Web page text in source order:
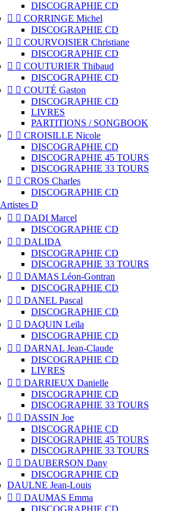
DISCOGRAPHIE CD
  CORRINGE Michel
DISCOGRAPHIE CD
  COURVOISIER Christiane
DISCOGRAPHIE CD
  COUTURIER Thibaud
DISCOGRAPHIE CD
  COUTÉ Gaston
DISCOGRAPHIE CD
LIVRES
PARTITIONS / SONGBOOK
  CROISILLE Nicole
DISCOGRAPHIE CD
DISCOGRAPHIE 45 TOURS
DISCOGRAPHIE 33 TOURS
  CROS Charles
DISCOGRAPHIE CD
Artistes D
  DADI Marcel
DISCOGRAPHIE CD
  DALIDA
DISCOGRAPHIE CD
DISCOGRAPHIE 33 TOURS
  DAMAS Léon-Gontran
DISCOGRAPHIE CD
  DANEL Pascal
DISCOGRAPHIE CD
  DAQUIN Leïla
DISCOGRAPHIE CD
  DARNAL Jean-Claude
DISCOGRAPHIE CD
LIVRES
  DARRIEUX Danielle
DISCOGRAPHIE CD
DISCOGRAPHIE 33 TOURS
  DASSIN Joe
DISCOGRAPHIE CD
DISCOGRAPHIE 45 TOURS
DISCOGRAPHIE 33 TOURS
  DAUBERSON Dany
DISCOGRAPHIE CD
DAULNE Jean-Louis
  DAUMAS Emma
DISCOGRAPHIE CD